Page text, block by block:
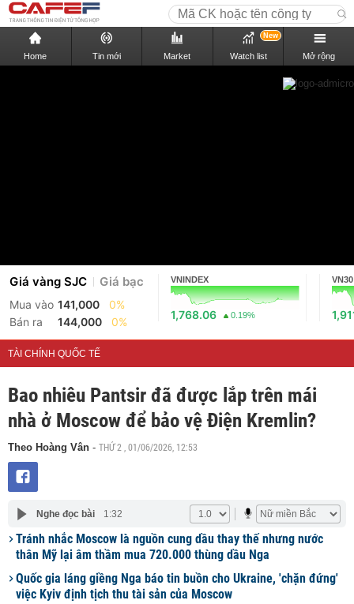
Home Tin mới Market Watch list
New
Mở rộng
Giá vàng SJC Giá bạc
Mua vào 141,000
0%
Bán ra
144,000 0%
VNINDEX
1,768.06 0.19%
VN30
TÀI CHÍNH QUỐC TẾ
Bao nhiêu Pantsir đã được lắp trên mái
nhà ở Moscow để bảo vệ Điện Kremlin?
Theo Hoàng Vân - THỨ 2 , 01/06/2026, 12:53
Nghe đọc bài 1:32
Tránh nhắc Moscow là nguồn cung dầu thay thế nhưng nước
thân Mỹ lại âm thầm mua 720.000 thùng dầu Nga
Quốc gia láng giềng Nga báo tin buồn cho Ukraine, 'chặn đứng'
việc Kyiv định tịch thu tài sản của Moscow